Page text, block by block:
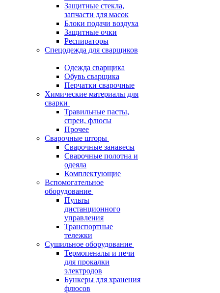
Защитные стекла,
запчасти для масок
Блоки подачи воздуха
Защитные очки
Респираторы
Спецодежда для сварщиков
Одежда сварщика
Обувь сварщика
Перчатки сварочные
Химические материалы для
сварки
Травильные пасты,
спреи, флюсы
Прочее
Сварочные шторы
Сварочные занавесы
Сварочные полотна и
одеяла
Комплектующие
Вспомогательное
оборудование
Пульты
дистанционного
управления
Транспортные
тележки
Сушильное оборудование
Термопеналы и печи
для прокалки
электродов
Бункеры для хранения
флюсов